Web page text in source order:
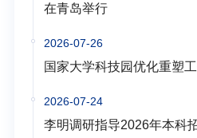
在青岛举行
2026-07-26
国家大学科技园优化重塑
2026-07-24
李明调研指导2026年本科